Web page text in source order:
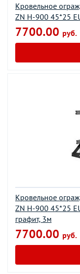
Кровельное
ZN H-900 45*25
7700.00 руб.
Кровельное
ZN H-900 45*25
графит, 3м
7700.00 руб.